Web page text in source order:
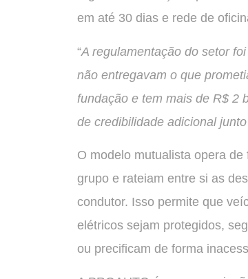
em até 30 dias e rede de
“A regulamentação do setor
não entregavam o que
fundação e tem mais de R$ 2
de credibilidade adicional
O modelo mutualista opera
grupo e rateiam entre si as
condutor. Isso permite que
elétricos sejam protegidos,
ou precificam de forma